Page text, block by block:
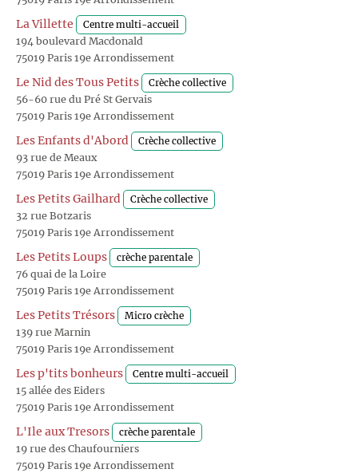
La Villette Centre multi-accueil
194 boulevard Macdonald
75019 Paris 19e Arrondissement
Le Nid des Tous Petits Crèche collective
56-60 rue du Pré St Gervais
75019 Paris 19e Arrondissement
Les Enfants d'Abord Crèche collective
93 rue de Meaux
75019 Paris 19e Arrondissement
Les Petits Gailhard Crèche collective
32 rue Botzaris
75019 Paris 19e Arrondissement
Les Petits Loups crèche parentale
76 quai de la Loire
75019 Paris 19e Arrondissement
Les Petits Trésors Micro crèche
139 rue Marnin
75019 Paris 19e Arrondissement
Les p'tits bonheurs Centre multi-accueil
15 allée des Eiders
75019 Paris 19e Arrondissement
L'Ile aux Tresors crèche parentale
19 rue des Chaufourniers
75019 Paris 19e Arrondissement